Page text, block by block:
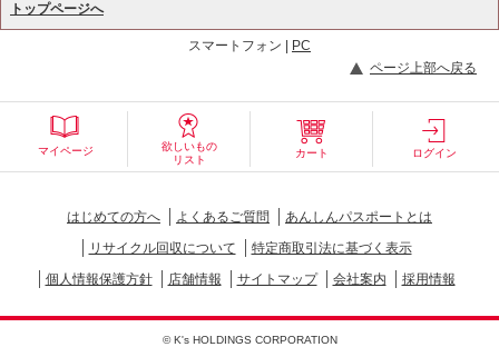
トップページへ
スマートフォン |
PC
ページ上部へ戻る
マイページ
欲しいもの
リスト
カート ログイン
はじめての方へ よくあるご質問
あんしんパスポートとは
リサイクル回収について
特定商取引法に基づく表示
個人情報保護方針
店舗情報 サイトマップ 会社案内 採用情報
© K's HOLDINGS CORPORATION